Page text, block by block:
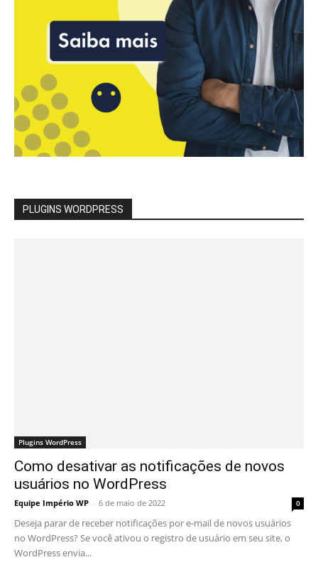
PLUGINS WORDPRESS
Plugins WordPress
Como desativar as notificações de novos
usuários no WordPress
Equipe Império WP - 6 de maio de 2022 0
Deseja parar de receber notificações por e-mail de novos usuários
no WordPress? Se você ativou o registro de usuário em seu site, o
WordPress envia...